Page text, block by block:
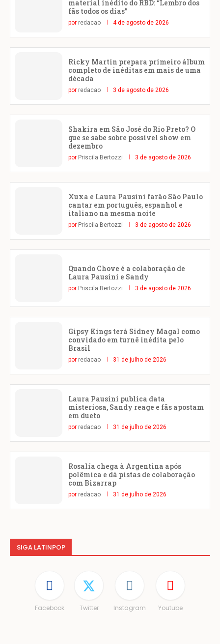
material inédito do RBD: “Lembro dos
fãs todos os dias”
por redacao 4 de agosto de 2026
Ricky Martin prepara primeiro álbum
completo de inéditas em mais de uma
década
por redacao 3 de agosto de 2026
Shakira em São José do Rio Preto? O
que se sabe sobre possível show em
dezembro
por Priscila Bertozzi 3 de agosto de 2026
Xuxa e Laura Pausini farão São Paulo
cantar em português, espanhol e
italiano na mesma noite
por Priscila Bertozzi 3 de agosto de 2026
Quando Chove é a colaboração de
Laura Pausini e Sandy
por Priscila Bertozzi 3 de agosto de 2026
Gipsy Kings terá Sidney Magal como
convidado em turnê inédita pelo
Brasil
por redacao 31 de julho de 2026
Laura Pausini publica data
misteriosa, Sandy reage e fãs apostam
em dueto
por redacao 31 de julho de 2026
Rosalía chega à Argentina após
polêmica e dá pistas de colaboração
com Bizarrap
por redacao 31 de julho de 2026
SIGA LATINPOP
Facebook Twitter Instagram Youtube